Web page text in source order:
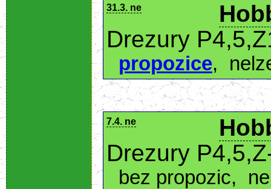
31.3. ne
Drezury
propozice,
7.4. ne
Drezury
bez propozic,